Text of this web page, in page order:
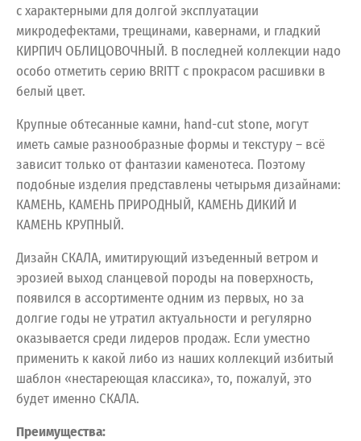
с характерными для долгой эксплуатации
микродефектами, трещинами, кавернами, и гладкий
КИРПИЧ ОБЛИЦОВОЧНЫЙ. В последней коллекции надо
особо отметить серию BRITT с прокрасом расшивки в
белый цвет.
Крупные обтесанные камни, hand-cut stone, могут
иметь самые разнообразные формы и текстуру – всё
зависит только от фантазии каменотеса. Поэтому
подобные изделия представлены четырьмя дизайнами:
КАМЕНЬ, КАМЕНЬ ПРИРОДНЫЙ, КАМЕНЬ ДИКИЙ И
КАМЕНЬ КРУПНЫЙ.
Дизайн СКАЛА, имитирующий изъеденный ветром и
эрозией выход сланцевой породы на поверхность,
появился в ассортименте одним из первых, но за
долгие годы не утратил актуальности и регулярно
оказывается среди лидеров продаж. Если уместно
применить к какой либо из наших коллекций избитый
шаблон «нестареющая классика», то, пожалуй, это
будет именно СКАЛА.
Преимущества: